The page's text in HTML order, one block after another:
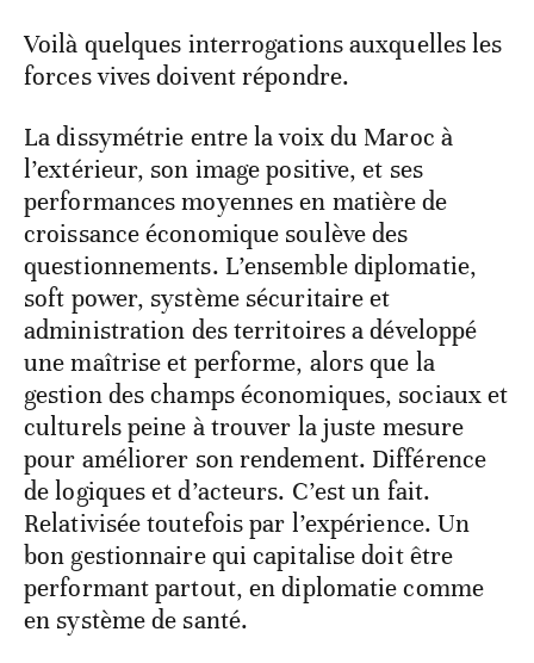
Voilà quelques interrogations auxquelles les
forces vives doivent répondre.
La dissymétrie entre la voix du Maroc à
l’extérieur, son image positive, et ses
performances moyennes en matière de
croissance économique soulève des
questionnements. L’ensemble diplomatie,
soft power, système sécuritaire et
administration des territoires a développé
une maîtrise et performe, alors que la
gestion des champs économiques, sociaux et
culturels peine à trouver la juste mesure
pour améliorer son rendement. Différence
de logiques et d’acteurs. C’est un fait.
Relativisée toutefois par l’expérience. Un
bon gestionnaire qui capitalise doit être
performant partout, en diplomatie comme
en système de santé.